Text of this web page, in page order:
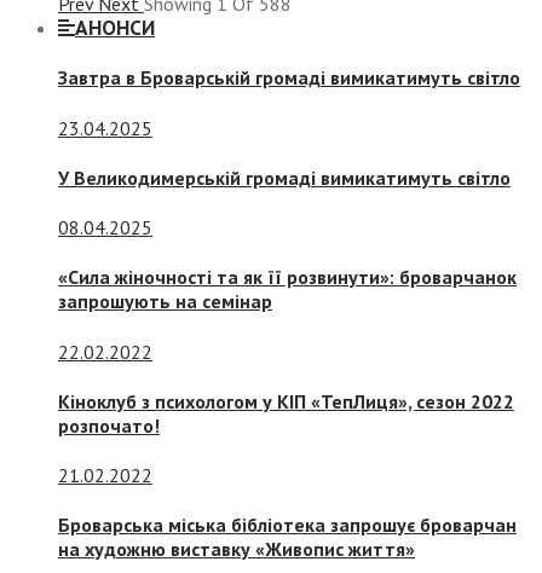
АНОНСИ
Завтра в Броварській громаді вимикатимуть світло
23.04.2025
У Великодимерській громаді вимикатимуть світло
08.04.2025
«Сила жіночності та як її розвинути»: броварчанок
запрошують на семінар
22.02.2022
Кіноклуб з психологом у КІП «ТепЛиця», сезон 2022
розпочато!
21.02.2022
Броварська міська бібліотека запрошує броварчан
на художню виставку «Живопис життя»